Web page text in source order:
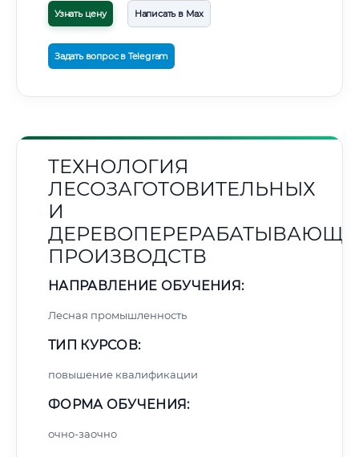
Узнать цену Написать в Max
Задать вопрос в Telegram
ТЕХНОЛОГИЯ
ЛЕСОЗАГОТОВИТЕЛЬНЫХ
И
ПРОИЗВОДСТВ
НАПРАВЛЕНИЕ ОБУЧЕНИЯ:
Лесная промышленность
ТИП КУРСОВ:
повышение квалификации
ФОРМА ОБУЧЕНИЯ:
очно-заочно